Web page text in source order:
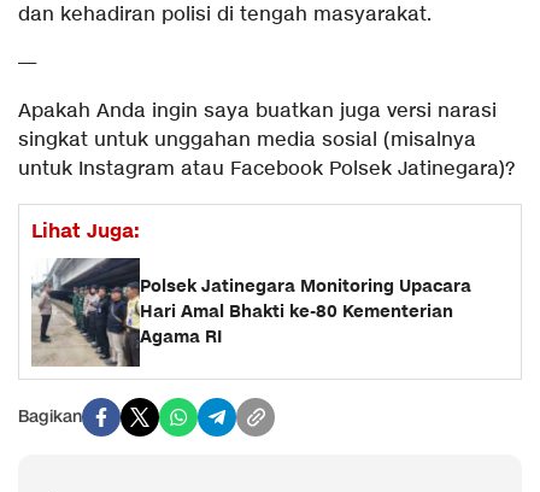
dan kehadiran polisi di tengah masyarakat.
—
Apakah Anda ingin saya buatkan juga versi narasi
singkat untuk unggahan media sosial (misalnya
untuk Instagram atau Facebook Polsek Jatinegara)?
Lihat Juga:
Polsek Jatinegara Monitoring Upacara
Hari Amal Bhakti ke-80 Kementerian
Agama RI
Bagikan